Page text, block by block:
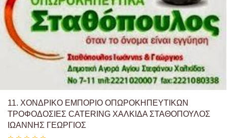
11. ΧΟΝΔΡΙΚΟ ΕΜΠΟΡΙΟ ΟΠΩΡΟΚΗΠΕΥΤΙΚΩΝ
ΤΡΟΦΟΔΟΣΙΕΣ CATERING ΧΑΛΚΙΔΑ ΣΤΑΘΟΠΟΥΛΟΣ
ΙΩΑΝΝΗΣ ΓΕΩΡΓΙΟΣ